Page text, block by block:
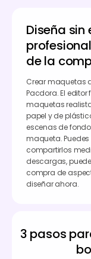
Diseña
de la
Crear maquetas
Pacdora. El
maquetas
papel y de
escenas de
maqueta. Puedes
compartirlos
descargas,
compra de
diseñar ahora.
3 pasos